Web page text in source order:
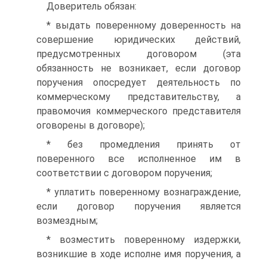
Доверитель обязан:
* выдать поверенному доверенность на
совершение юридических действий,
предусмотренных договором (эта
обязанность не возникает, если договор
поручения опосредует деятельность по
коммерческому представительству, а
правомочия коммерческого представителя
оговорены в договоре);
* без промедления принять от
поверенного все исполненное им в
соответствии с договором поручения;
* уплатить поверенному вознаграждение,
если договор поручения является
возмездным;
* возместить поверенному издержки,
возникшие в ходе исполне имя поручения, а